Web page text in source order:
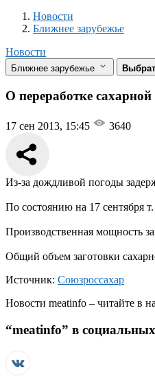
Новости
Разделы
Новости
Ближнее зарубежье
Новости
Ближнее зарубежье
О переработке
17 сен 2013, 15:45 3640
Из-за дождливой погоды
По состоянию на 17 сентября
Производственная мощность
Общий объем заготовки
Источник: Союзроссахар
Новости meatinfo – читайте в
“meatinfo” в